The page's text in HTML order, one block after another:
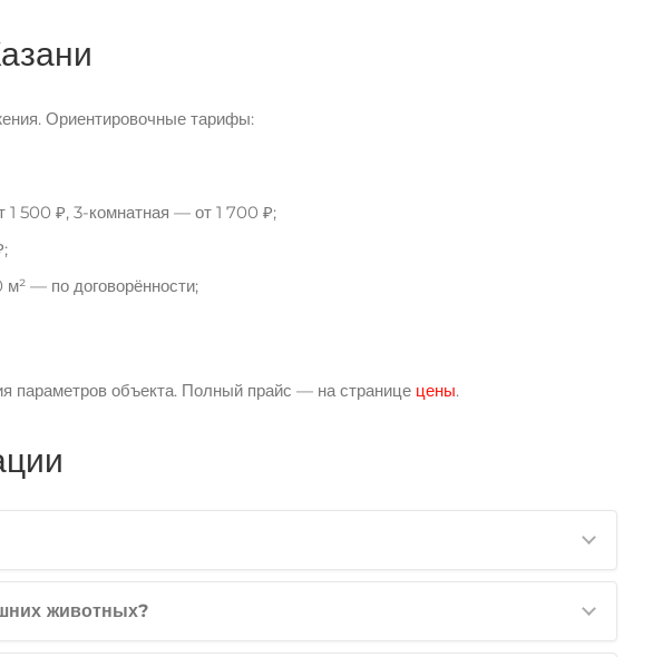
Ориентировочные тарифы:
1 500 ₽, 3-комнатная — от 1 700 ₽;
— по договорённости;
параметров объекта. Полный прайс — на странице цены.
животных?